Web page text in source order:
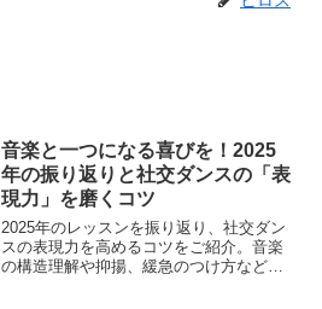
音楽と一つになる喜びを！2025
年の振り返りと社交ダンスの「表
現力」を磨くコツ
2025年のレッスンを振り返り、社交ダン
スの表現力を高めるコツをご紹介。音楽
の構造理解や抑揚、緩急のつけ方など、